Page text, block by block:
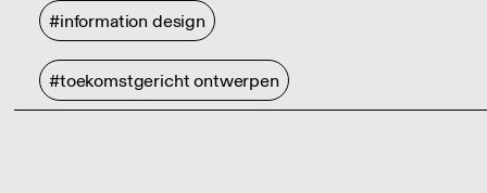
#information design
#toekomstgericht ontwerpen